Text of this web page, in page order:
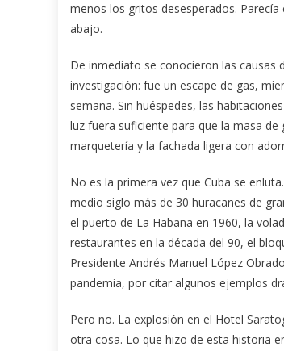
menos los gritos desesperados.
abajo.
De inmediato se conocieron las causas
investigación: fue un escape de gas,
semana. Sin huéspedes, las
luz fuera suficiente para que la masa
marquetería y la fachada ligera con
No es la primera vez que Cuba se
medio siglo más de 30 huracanes de
el puerto de La Habana en 1960, la
restaurantes en la década del 90, el
Presidente Andrés Manuel López
pandemia, por citar algunos ejemplos
Pero no. La explosión en el Hotel
otra cosa. Lo que hizo de esta historia